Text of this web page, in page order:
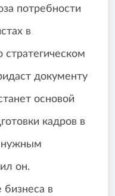
потребности
в
документу
основой
кадров в
нужным
он.
бизнеса в